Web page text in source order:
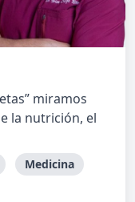
miramos
la nutrición, el
Medicina